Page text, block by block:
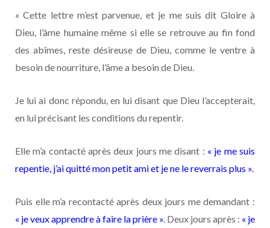
« Cette lettre m’est parvenue, et je me suis dit Gloire à
Dieu, l’âme humaine même si elle se retrouve au fin fond
des abîmes, reste désireuse de Dieu, comme le ventre à
besoin de nourriture, l’âme a besoin de Dieu.
Je lui ai donc répondu, en lui disant que Dieu l’accepterait,
en lui précisant les conditions du repentir.
Elle m’a contacté après deux jours me disant : « je me suis
repentie, j’ai quitté mon petit ami et je ne le reverrais plus ».
Puis elle m’a recontacté après deux jours me demandant :
« je veux apprendre à faire la prière ». Deux jours après : « je